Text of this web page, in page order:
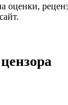
оценки,